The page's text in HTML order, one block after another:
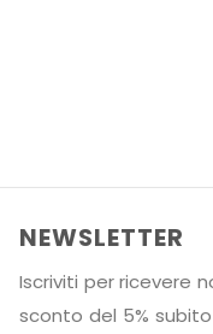
NEWSLETTER
Iscriviti per ricevere
sconto del 5%